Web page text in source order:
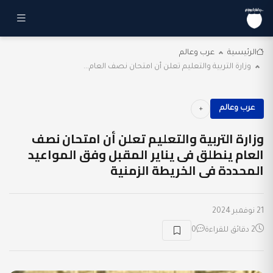
الرئيسية
عرب وعالم
وزارة التربية والتعليم تعلن أن امتحان نصف العام...
عرب وعالم
وزارة التربية والتعليم تعلن أن امتحان نصف
العام ينطلق فى يناير المقبل وفق المواعيد
المحددة فى الخريطة الزمنية
21 نوفمبر 2024
2 دقائق للقراءة 0